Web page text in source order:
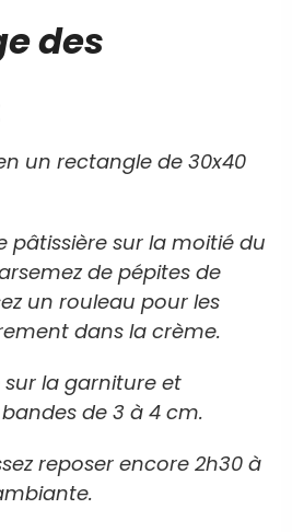
des
un rectangle de 30x40
pâtissière sur la moitié du
de pépites de
un rouleau pour les
dans la crème.
sur la garniture et
de 3 à 4 cm.
reposer encore 2h30 à